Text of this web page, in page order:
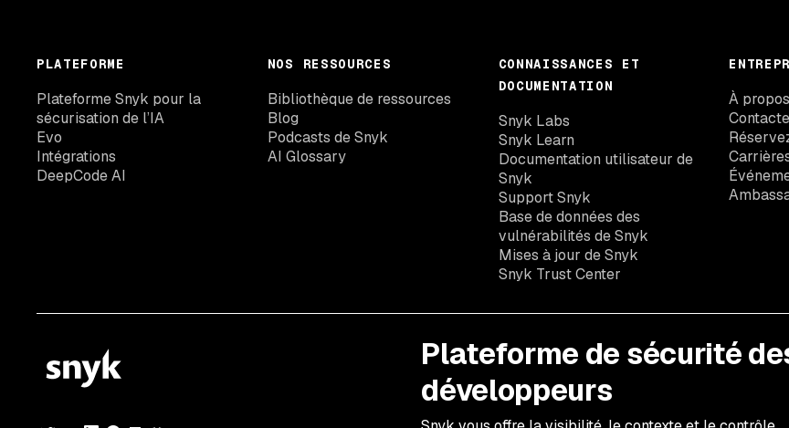
PLATEFORME
Plateforme Snyk pour la
sécurisation de l’IA
Evo
Intégrations
DeepCode AI
NOS RESSOURCES
Bibliothèque de ressources
Blog
Podcasts de Snyk
AI Glossary
CONNAISSANCES ET
DOCUMENTATION
Snyk Labs
Snyk Learn
Documentation utilisateur de
Snyk
Support Snyk
Base de données des
vulnérabilités de Snyk
Mises à jour de Snyk
Snyk Trust Center
À
Plateforme de sécurité
développeurs